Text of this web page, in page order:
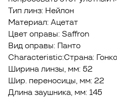
Тип линз: Нейлон
Материал: Ацетат
Цвет оправы: Saffron
Вид оправы: Панто
Characteristic:Страна:
Ширина линзы, мм: 52
Шир. переносицы, мм: 22
Длина заушника, мм: 145